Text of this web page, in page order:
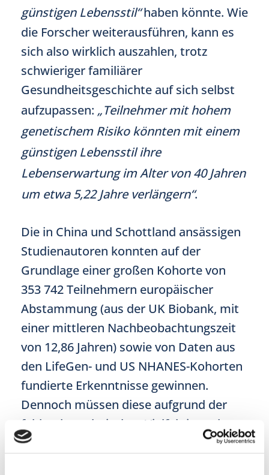
günstigen Lebensstil“haben könnte. Wie
die Forscher weiterausführen, kann es
sich also wirklich auszahlen, trotz
schwieriger familiärer
Gesundheitsgeschichte auf sich selbst
aufzupassen: „Teilnehmer mit hohem
genetischem Risiko könnten mit einem
günstigen Lebensstil ihre
Lebenserwartung im Alter von 40 Jahren
um etwa 5,22 Jahre verlängern“.
Die in China und Schottland ansässigen
Studienautoren konnten auf der
Grundlage einer großen Kohorte von
353 742 Teilnehmern europäischer
Abstammung (aus der UK Biobank, mit
einer mittleren Nachbeobachtungszeit
von 12,86 Jahren) sowie von Daten aus
den LifeGen- und US NHANES-Kohorten
fundierte Erkenntnisse gewinnen.
Dennoch müssen diese aufgrund der
fehlenden ethnischen Vielfalt in anderen
Settings noch validiert werden.